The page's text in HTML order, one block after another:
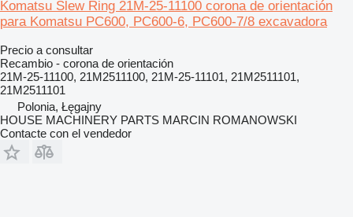
Komatsu Slew Ring 21M-25-11100 corona de orientación
para Komatsu PC600, PC600-6, PC600-7/8 excavadora
Precio a consultar
Recambio - corona de orientación
21M-25-11100, 21M2511100, 21M-25-11101, 21M2511101,
21M2511101
Polonia, Łęgajny
HOUSE MACHINERY PARTS MARCIN ROMANOWSKI
Contacte con el vendedor